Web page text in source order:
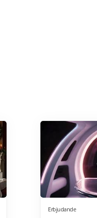
Erbjudande